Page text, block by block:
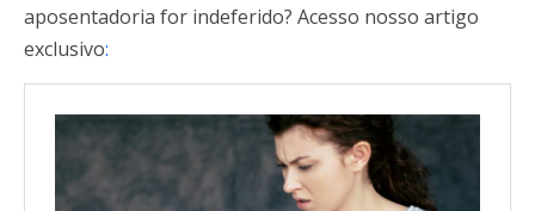
aposentadoria for indeferido? Acesso nosso artigo
exclusivo: